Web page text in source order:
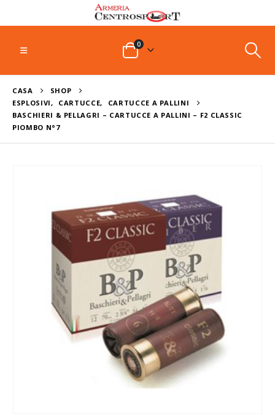
0
CASA
SHOP
ESPLOSIVI, CARTUCCE,
CARTUCCE A PALLINI
BASCHIERI & PELLAGRI – CARTUCCE A PALLINI – F2 CLASSIC
PIOMBO N°7